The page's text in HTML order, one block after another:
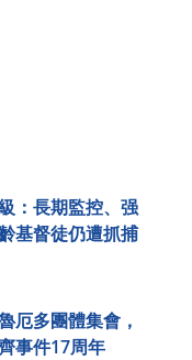
：長期監控、强
基督徒仍遭抓捕
厄多團體集會，
事件17周年